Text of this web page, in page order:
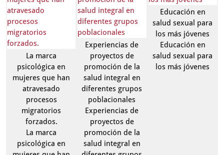
La marca
psicológica en
mujeres que han
atravesado
procesos
migratorios
forzados.
La marca
psicológica en
Experiencias de
proyectos de
promoción de la
salud integral en
diferentes grupos
poblacionales
Experiencias de
proyectos de
promoción de la
salud integral en
Educación en
salud sexual para
los más jóvenes
Educación en
salud sexual para
los más jóvenes